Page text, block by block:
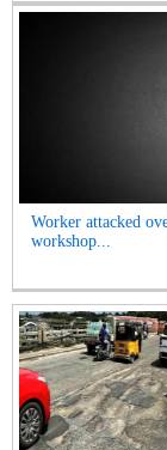
Worker attacked
workshop...